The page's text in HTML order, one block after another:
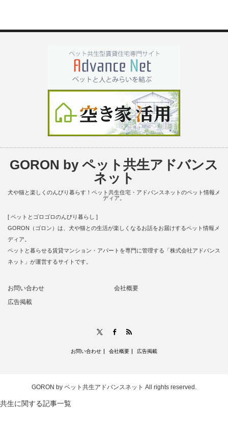
GORON by ペット共生アドバンス
ネット
犬や猫と楽しくのんびり暮らす！ペット共生住宅・アドバンスネットのペット情報メ
ディア。
[ ペットとゴロゴロのんびり暮らし ]
GORON（ゴロン）は、犬や猫との生活が楽しくなるお話をお届けするペット情報メ
ディア。
ペットと暮らせる賃貸マンション・アパートを専門に管理する「株式会社アドバンス
ネット」が運営するサイトです。
お問い合わせ
会社概要
広告掲載
Facebook
お問い合わせ 会社概要 広告掲載
GORON by ペット共生アドバンスネット All rights reserved.
共生に関する記事一覧